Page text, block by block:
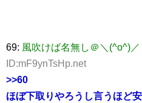
69: 風吹けば名無し＠＼(^o^)／
ID:mF9ynTsHp.net
>>60
ほぼ下取りやろうし言うほど